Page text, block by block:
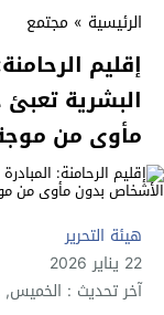
الرئيسية » مجتمع
إقليم
البشرية
مأوى من
هيئة التحرير
22 يناير 2026
آخر تحديث : الخميس, 22 يناير, 2026 - 3:51 مساءً